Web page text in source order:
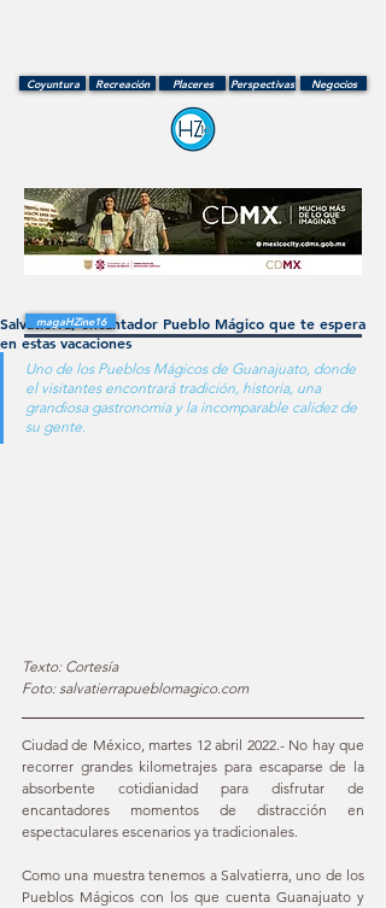
Coyuntura Recreación Placeres Negocios
Perspectivas
Salvatierra, encantador Pueblo Mágico que te espera
en estas vacaciones
Uno de los Pueblos Mágicos de Guanajuato, donde
el visitantes encontrará tradición, historia, una
grandiosa gastronomía y la incomparable calidez de
su gente.
Texto: Cortesía
Foto: salvatierrapueblomagico.com
Ciudad de México, martes 12 abril 2022.- No hay que
recorrer grandes kilometrajes para escaparse de la
absorbente cotidianidad para disfrutar de
encantadores momentos de distracción en
espectaculares escenarios ya tradicionales.
Como una muestra tenemos a Salvatierra, uno de los
Pueblos Mágicos con los que cuenta Guanajuato y
magaHZine16